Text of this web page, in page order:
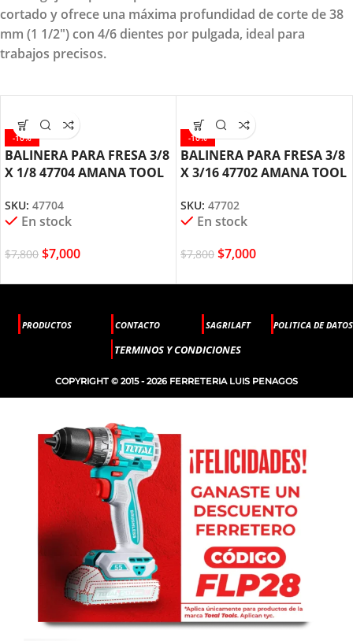
cortado y ofrece una máxima profundidad de corte de 38
mm (1 1/2") con 4/6 dientes por pulgada, ideal para
trabajos precisos.
-10%
BALINERA PARA FRESA 3/8
X 1/8 47704 AMANA TOOL
SKU: 47704
En stock
$7,800 $7,000
-10%
BALINERA PARA FRESA 3/8
X 3/16 47702 AMANA TOOL
SKU: 47702
En stock
$7,800 $7,000
PRODUCTOS CONTACTO SAGRILAFT POLITICA DE DATOS
TERMINOS Y CONDICIONES
COPYRIGHT © 2015 - 2026 FERRETERIA LUIS PENAGOS